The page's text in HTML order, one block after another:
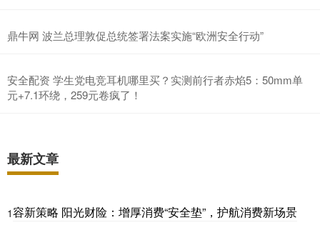
鼎牛网 波兰总理敦促总统签署法案实施“欧洲安全行动”
安全配资 学生党电竞耳机哪里买？实测前行者赤焰5：50mm单
元+7.1环绕，259元卷疯了！
最新文章
1容新策略 阳光财险：增厚消费“安全垫”，护航消费新场景